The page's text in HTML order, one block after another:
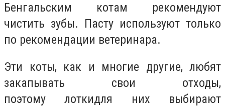
Бенгальским котам рекомендуют
чистить зубы. Пасту используют только
по рекомендации ветеринара.
Эти коты, как и многие другие, любят
закапывать свои отходы,
поэтомулоткидля них выбирают